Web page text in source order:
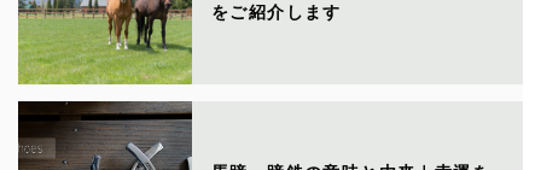
をご紹介します